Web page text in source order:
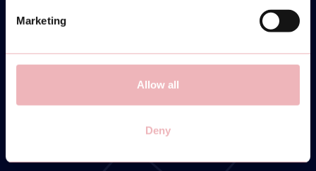
Marketing
Allow all
Deny